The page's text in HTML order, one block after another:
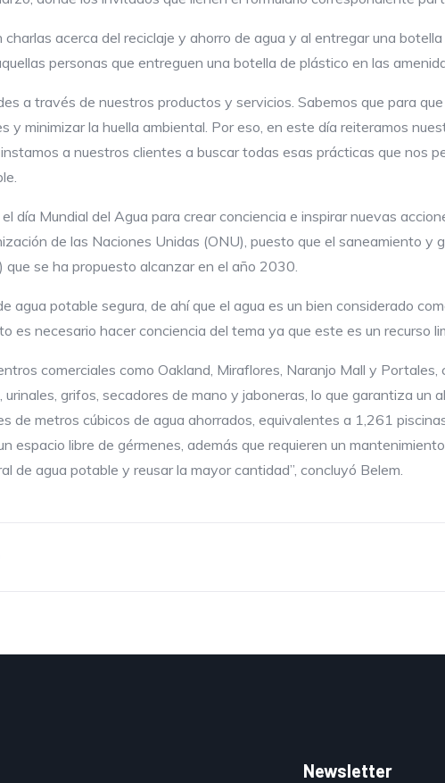
acerca del reciclaje y ahorro de agua y al entregar una
personas que entreguen una botella de plástico en las
a través de nuestros productos y servicios. Sabemos que para
y minimizar la huella ambiental. Por eso, en este día reiteramos
a nuestros clientes a buscar todas esas prácticas que nos
día Mundial del Agua para crear conciencia e inspirar nuevas
de las Naciones Unidas (ONU), puesto que el saneamiento y
se ha propuesto alcanzar en el año 2030.
agua potable segura, de ahí que el agua es un bien considerado
es necesario hacer conciencia del tema ya que este es un recurso
comerciales como Oakland, Miraflores, Naranjo Mall y
grifos, secadores de mano y jaboneras, lo que garantiza un
de metros cúbicos de agua ahorrados, equivalentes a 1,261
espacio libre de gérmenes, además que requieren un
de agua potable y reusar la mayor cantidad”, concluyó Belem.
Newsletter